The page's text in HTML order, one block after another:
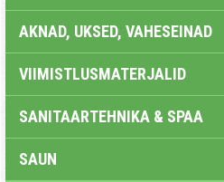
AKNAD, UKSED, VAHESEINAD
VIIMISTLUSMATERJALID
SANITAARTEHNIKA & SPAA
SAUN